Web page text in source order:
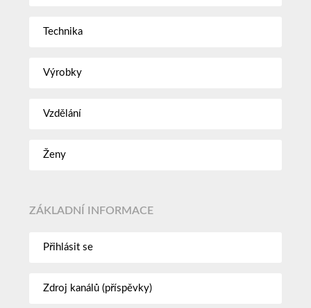
Technika
Výrobky
Vzdělání
Ženy
ZÁKLADNÍ INFORMACE
Přihlásit se
Zdroj kanálů (příspěvky)